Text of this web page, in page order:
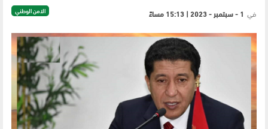
الامن الوطني في 1 - سبتمبر - 2023 | 15:13 مساءً